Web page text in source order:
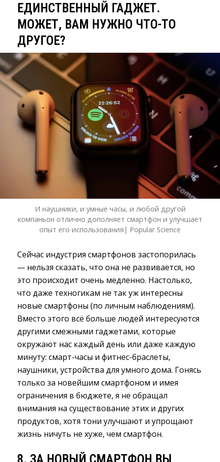
ЕДИНСТВЕННЫЙ ГАДЖЕТ.
МОЖЕТ, ВАМ НУЖНО ЧТО-ТО
ДРУГОЕ?
И наушники, и умные часы, и любой другой
компаньон отлично дополняет смартфон и улучшает
опыт его использования| Popular Science
Сейчас индустрия смартфонов застопорилась
— нельзя сказать, что она не развивается, но
это происходит очень медленно. Настолько,
что даже техногикам не так уж интересны
новые смартфоны (по личным наблюдениям).
Вместо этого всё больше людей интересуются
другими смежными гаджетами, которые
окружают нас каждый день или даже каждую
минуту: смарт-часы и фитнес-браслеты,
наушники, устройства для умного дома. Гонясь
только за новейшим смартфоном и имея
ограничения в бюджете, я не обращал
внимания на существование этих и других
продуктов, хотя тони улучшают и упрощают
жизнь ничуть не хуже, чем смартфон.